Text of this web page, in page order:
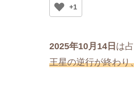
+1
2025年10月14日 は
王星の逆行が終わり